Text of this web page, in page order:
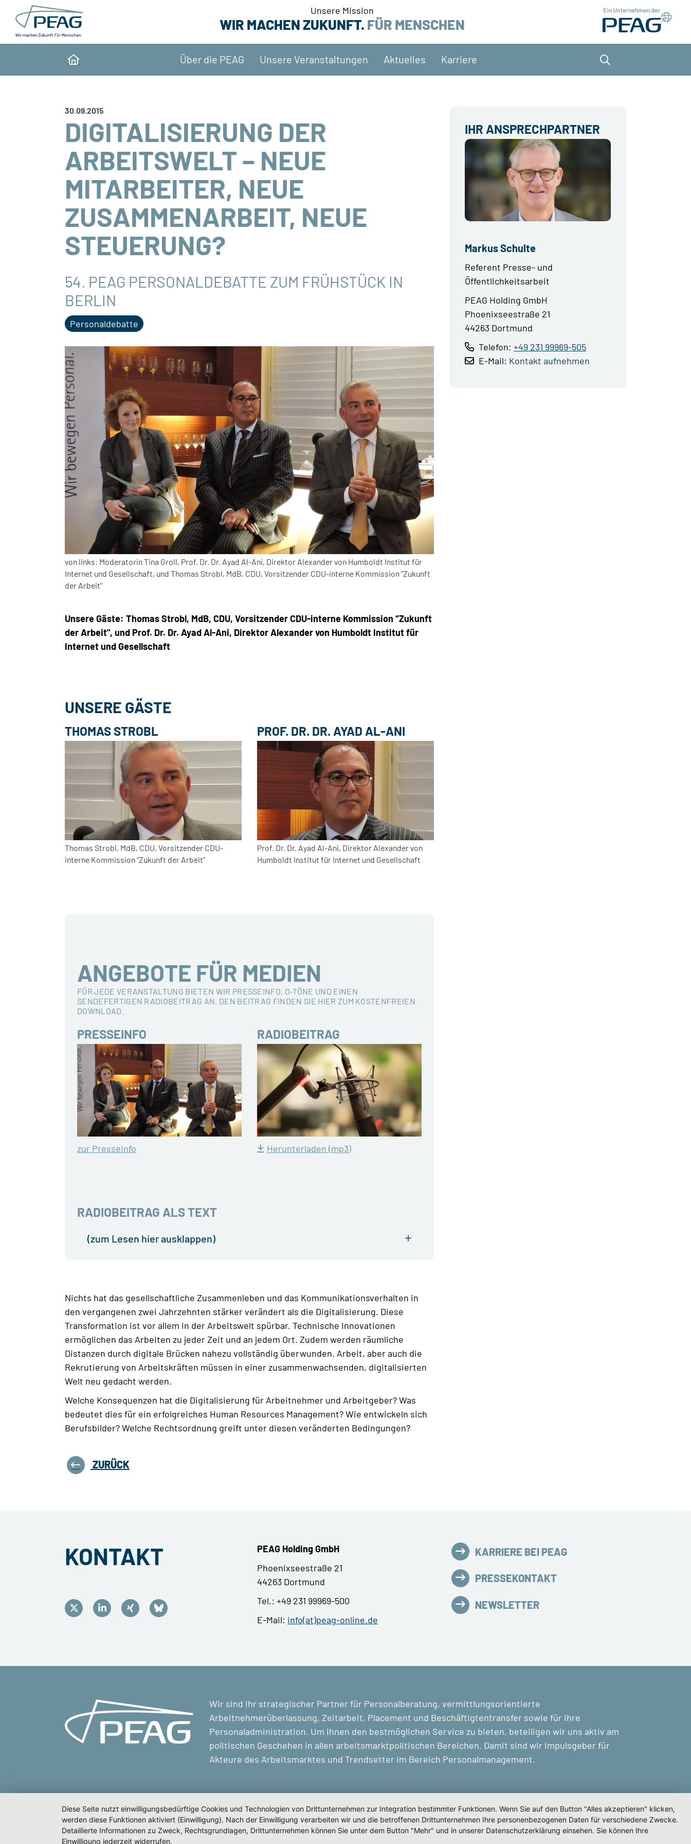
Direkt zu den Inhalten springen Unsere Mission
WIR MACHEN ZUKUNFT. FÜR MENSCHEN
Home
Über die PEAG Unsere Veranstaltungen Aktuelles Karriere
30.09.2015
DIGITALISIERUNG DER
ARBEITSWELT – NEUE
MITARBEITER, NEUE
ZUSAMMENARBEIT, NEUE
STEUERUNG?
54. PEAG PERSONALDEBATTE ZUM FRÜHSTÜCK IN
BERLIN
Personaldebatte
von links: Moderatorin Tina Groll, Prof. Dr. Dr. Ayad Al-Ani, Direktor Alexander von Humboldt Institut für
Internet und Gesellschaft, und Thomas Strobl, MdB, CDU, Vorsitzender CDU-interne Kommission “Zukunft
der Arbeit"
Unsere Gäste: Thomas Strobl, MdB, CDU, Vorsitzender CDU-interne Kommission “Zukunft
der Arbeit", und Prof. Dr. Dr. Ayad Al-Ani, Direktor Alexander von Humboldt Institut für
Internet und Gesellschaft
UNSERE GÄSTE
THOMAS STROBL
Thomas Strobl, MdB, CDU, Vorsitzender CDU-
interne Kommission “Zukunft der Arbeit"
PROF. DR. DR. AYAD AL-ANI
Prof. Dr. Dr. Ayad Al-Ani, Direktor Alexander von
Humboldt Institut für Internet und Gesellschaft
ANGEBOTE FÜR MEDIEN
FÜR JEDE VERANSTALTUNG BIETEN WIR PRESSEINFO, O-TÖNE UND EINEN
SENDEFERTIGEN RADIOBEITRAG AN. DEN BEITRAG FINDEN SIE HIER ZUM KOSTENFREIEN
DOWNLOAD.
PRESSEINFO
zur Presseinfo
RADIOBEITRAG
Herunterladen (mp3)
RADIOBEITRAG ALS TEXT
(zum Lesen hier ausklappen)
Nichts hat das gesellschaftliche Zusammenleben und das Kommunikationsverhalten in
den vergangenen zwei Jahrzehnten stärker verändert als die Digitalisierung. Diese
Transformation ist vor allem in der Arbeitswelt spürbar. Technische Innovationen
ermöglichen das Arbeiten zu jeder Zeit und an jedem Ort. Zudem werden räumliche
Distanzen durch digitale Brücken nahezu vollständig überwunden. Arbeit, aber auch die
Rekrutierung von Arbeitskräften müssen in einer zusammenwachsenden, digitalisierten
Welt neu gedacht werden.
Welche Konsequenzen hat die Digitalisierung für Arbeitnehmer und Arbeitgeber? Was
bedeutet dies für ein erfolgreiches Human Resources Management? Wie entwickeln sich
Berufsbilder? Welche Rechtsordnung greift unter diesen veränderten Bedingungen?
ZURÜCK
IHR ANSPRECHPARTNER
Markus Schulte
Referent Presse- und
Öffentlichkeitsarbeit
PEAG Holding GmbH
Phoenixseestraße 21
44263 Dortmund
Telefon: +49 231 99969-505
E-Mail: Kontakt aufnehmen
KONTAKT
PEAG Holding GmbH
Phoenixseestraße 21
44263 Dortmund
Tel.: +49 231 99969-500
E-Mail: info(at)peag-online.de
KARRIERE BEI PEAG
PRESSEKONTAKT
NEWSLETTER
Wir sind Ihr strategischer Partner für Personalberatung, vermittlungsorientierte
Arbeitnehmerüberlassung, Zeitarbeit, Placement und Beschäftigtentransfer sowie für Ihre
Personaladministration. Um Ihnen den bestmöglichen Service zu bieten, beteiligen wir uns aktiv am
politischen Geschehen in allen arbeitsmarktpolitischen Bereichen. Damit sind wir Impulsgeber für
Akteure des Arbeitsmarktes und Trendsetter im Bereich Personalmanagement.
Diese Seite nutzt einwilligungsbedürftige Cookies und Technologien von Drittunternehmen zur Integration bestimmter Funktionen. Wenn Sie auf den Button "Alles akzeptieren" klicken,
werden diese Funktionen aktiviert (Einwilligung). Nach der Einwilligung verarbeiten wir und die betroffenen Drittunternehmen Ihre personenbezogenen Daten für verschiedene Zwecke.
Detaillierte Informationen zu Zweck, Rechtsgrundlagen, Drittunternehmen können Sie unter dem Button "Mehr" und in unserer Datenschutzerklärung einsehen. Sie können Ihre
Einwilligung jederzeit widerrufen.